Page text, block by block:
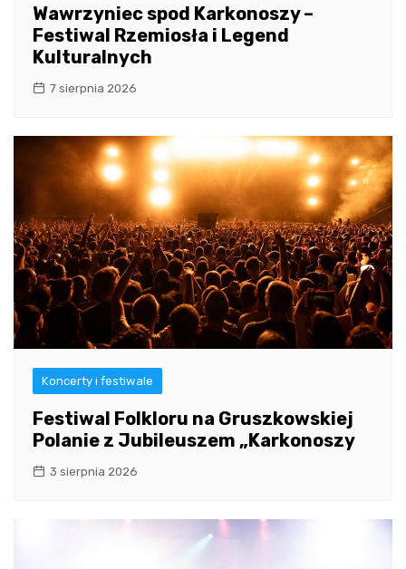
Wawrzyniec spod Karkonoszy –
Festiwal Rzemiosła i Legend
Kulturalnych
7 sierpnia 2026
Koncerty i festiwale
Festiwal Folkloru na Gruszkowskiej
Polanie z Jubileuszem „Karkonoszy
3 sierpnia 2026